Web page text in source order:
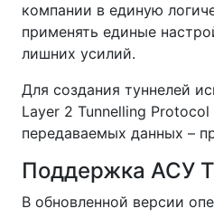
компании в единую
применять единые
лишних усилий.
Для создания туннелей
Layer 2 Tunnelling
передаваемых данных –
Поддержка АСУ
В обновленной версии